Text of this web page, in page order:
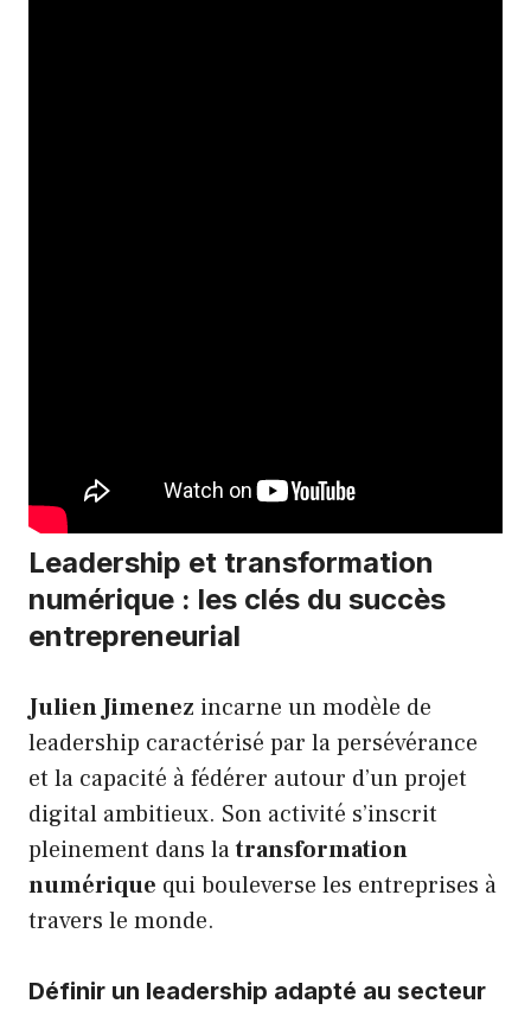
Leadership et transformation
numérique : les clés du succès
entrepreneurial
Julien Jimenez incarne un modèle de
leadership caractérisé par la persévérance
et la capacité à fédérer autour d’un projet
digital ambitieux. Son activité s’inscrit
pleinement dans latransformation
numérique qui bouleverse les entreprises à
travers le monde.
Définir un leadership adapté au secteur